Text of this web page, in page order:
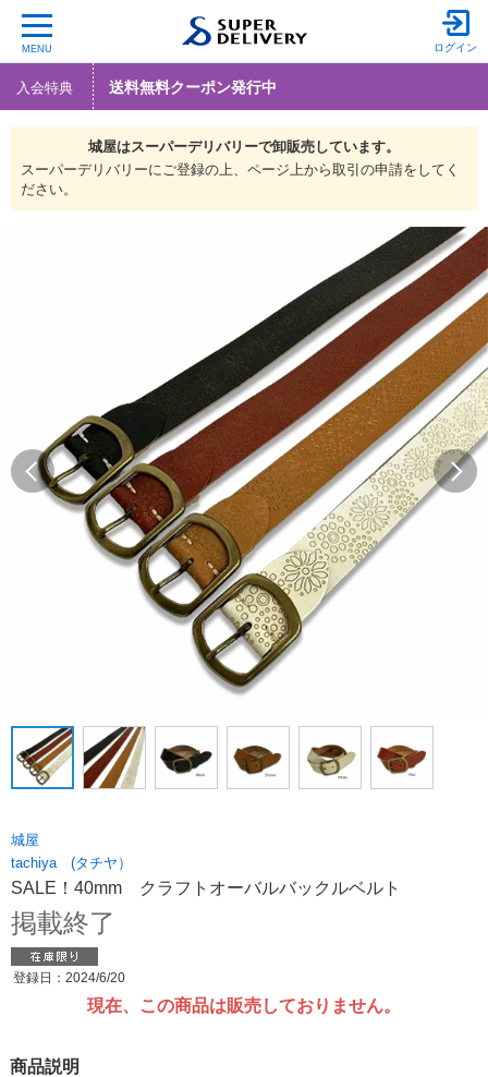
MENU ログイン
入会特典 送料無料クーポン発行中
城屋はスーパーデリバリーで卸販売しています。
スーパーデリバリーにご登録の上、ページ上から取引の申請をしてく
ださい。
城屋
tachiya (タチヤ）
SALE！40mm クラフトオーバルバックルベルト
掲載終了
登録日：2024/6/20
現在、この商品は販売しておりません。
商品説明